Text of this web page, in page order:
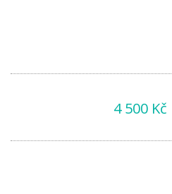
4 500 Kč